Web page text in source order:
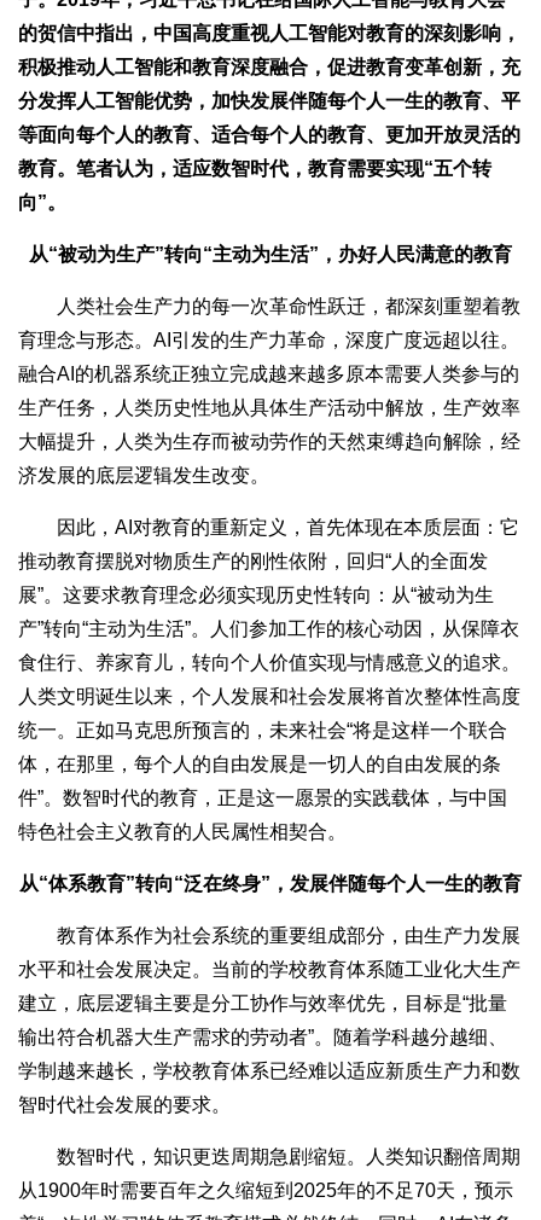
的贺信中指出，中国高度重视人工智能对教育的深刻影响，
积极推动人工智能和教育深度融合，促进教育变革创新，充
分发挥人工智能优势，加快发展伴随每个人一生的教育、平
等面向每个人的教育、适合每个人的教育、更加开放灵活的
教育。笔者认为，适应数智时代，教育需要实现“五个转
向”。
从“被动为生产”转向“主动为生活”，办好人民满意的教育
人类社会生产力的每一次革命性跃迁，都深刻重塑着教
育理念与形态。AI引发的生产力革命，深度广度远超以往。
融合AI的机器系统正独立完成越来越多原本需要人类参与的
生产任务，人类历史性地从具体生产活动中解放，生产效率
大幅提升，人类为生存而被动劳作的天然束缚趋向解除，经
济发展的底层逻辑发生改变。
因此，AI对教育的重新定义，首先体现在本质层面：它
推动教育摆脱对物质生产的刚性依附，回归“人的全面发
展”。这要求教育理念必须实现历史性转向：从“被动为生
产”转向“主动为生活”。人们参加工作的核心动因，从保障衣
食住行、养家育儿，转向个人价值实现与情感意义的追求。
人类文明诞生以来，个人发展和社会发展将首次整体性高度
统一。正如马克思所预言的，未来社会“将是这样一个联合
体，在那里，每个人的自由发展是一切人的自由发展的条
件”。数智时代的教育，正是这一愿景的实践载体，与中国
特色社会主义教育的人民属性相契合。
从“体系教育”转向“泛在终身”，发展伴随每个人一生的教育
教育体系作为社会系统的重要组成部分，由生产力发展
水平和社会发展决定。当前的学校教育体系随工业化大生产
建立，底层逻辑主要是分工协作与效率优先，目标是“批量
输出符合机器大生产需求的劳动者”。随着学科越分越细、
学制越来越长，学校教育体系已经难以适应新质生产力和数
智时代社会发展的要求。
数智时代，知识更迭周期急剧缩短。人类知识翻倍周期
从1900年时需要百年之久缩短到2025年的不足70天，预示